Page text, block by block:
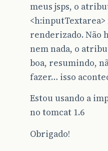
meus jsps, o
<h:inputTextarea>
renderizado. Não
nem nada, o
boa, resumindo,
fazer… isso
Estou usando a
no tomcat 1.6
Obrigado!